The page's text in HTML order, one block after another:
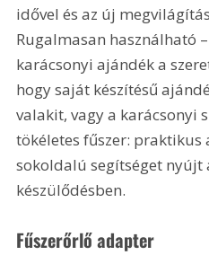
idővel és az új
Rugalmasan használható
karácsonyi ajándék a
hogy saját készítésű
valakit, vagy a karácsonyi
tökéletes fűszer: praktikus
sokoldalú segítséget nyújt
készülődésben.
Fűszerőrlő adapter